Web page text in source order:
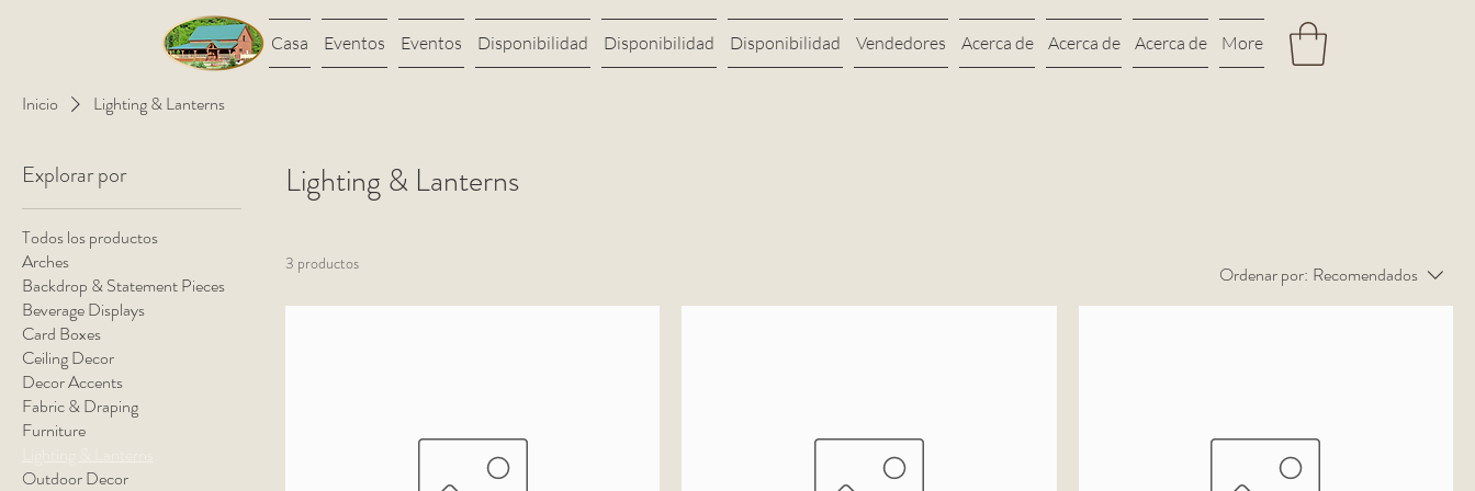
Casa Eventos Eventos Disponibilidad Disponibilidad Disponibilidad Vendedores Acerca de Acerca de Acerca de More
Inicio Lighting & Lanterns
Explorar por
Todos los productos
Arches
Backdrop & Statement Pieces
Beverage Displays
Card Boxes
Ceiling Decor
Decor Accents
Fabric & Draping
Furniture
Outdoor Decor
Lighting & Lanterns
3 productos Ordenar por: Recomendados